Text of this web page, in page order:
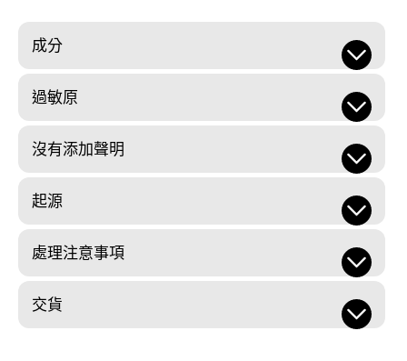
成分
過敏原
沒有添加聲明
起源
處理注意事項
交貨